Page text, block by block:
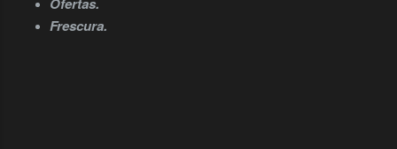
Frescura.